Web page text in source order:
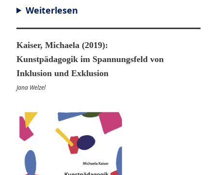
Weiterlesen
Kaiser, Michaela (2019):
Kunstpädagogik im Spannungsfeld von
Inklusion und Exklusion
Jana Welzel